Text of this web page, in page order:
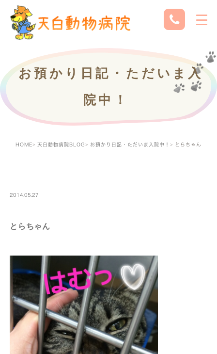
お預かり日記・ただいま入
院中！
HOME 天白動物病院BLOG お預かり日記・ただいま入院中！ とらちゃん
2014.05.27
とらちゃん